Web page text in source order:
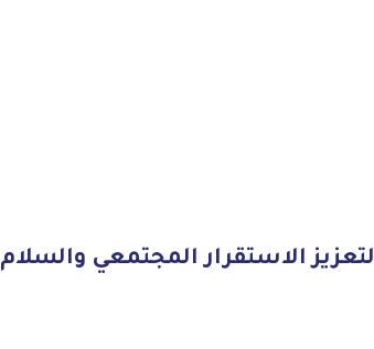
اجتماع مكتب التخطيط والتعاون الدولي ومؤسسة شباب سبأ لعرض مشروع سند3 لتعزيز الاستقرار المجتمعي والسلام